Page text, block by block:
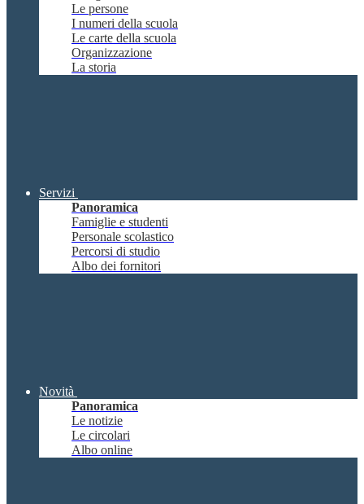
Le persone
I numeri della scuola
Le carte della scuola
Organizzazione
La storia
Servizi
Panoramica
Famiglie e studenti
Personale scolastico
Percorsi di studio
Albo dei fornitori
Novità
Panoramica
Le notizie
Le circolari
Albo online